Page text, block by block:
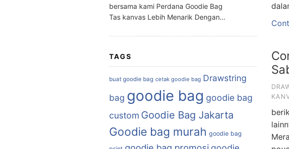
bersama kami Perdana Goodie Bag
Tas kanvas Lebih Menarik Dengan…
TAGS
buat goodie bag cetak goodie bag Drawstring
bag goodie bag goodie bag
custom Goodie Bag Jakarta
Goodie bag murah goodie bag